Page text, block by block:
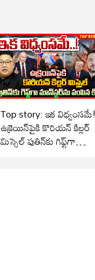
Top story: ఇక విధ్వంసమే!
ఉక్రెయిన్‌పైకి కొరియన్ కిల్లర్
మిస్సైల్ పుతిన్‌కు గిఫ్ట్‌గా
మాన్‌స్టర్‌ను పంపిన కిమ్..!